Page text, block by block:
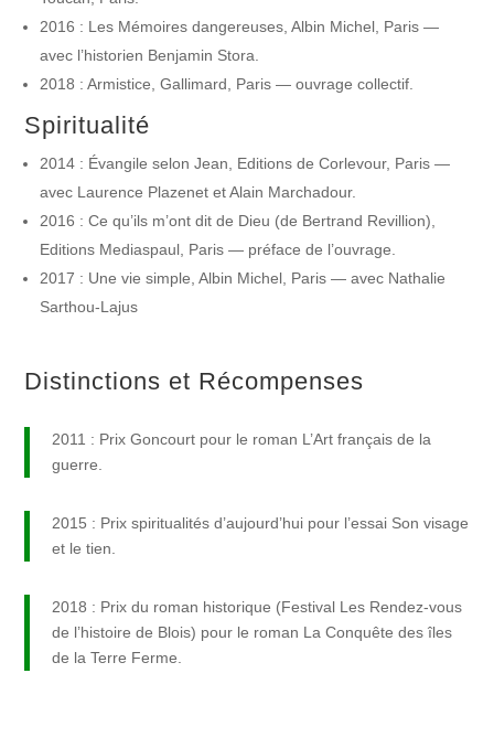
2016 : Les Mémoires dangereuses, Albin Michel, Paris —
avec l’historien Benjamin Stora.
2018 : Armistice, Gallimard, Paris — ouvrage collectif.
Spiritualité
2014 : Évangile selon Jean, Editions de Corlevour, Paris —
avec Laurence Plazenet et Alain Marchadour.
2016 : Ce qu’ils m’ont dit de Dieu (de Bertrand Revillion),
Editions Mediaspaul, Paris — préface de l’ouvrage.
2017 : Une vie simple, Albin Michel, Paris — avec Nathalie
Sarthou-Lajus
Distinctions et Récompenses
2011 : Prix Goncourt pour le roman L’Art français de la
guerre.
2015 : Prix spiritualités d’aujourd’hui pour l’essai Son visage
et le tien.
2018 : Prix du roman historique (Festival Les Rendez-vous
de l’histoire de Blois) pour le roman La Conquête des îles
de la Terre Ferme.